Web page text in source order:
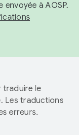
à AOSP.
traduire le
Les traductions
erreurs.